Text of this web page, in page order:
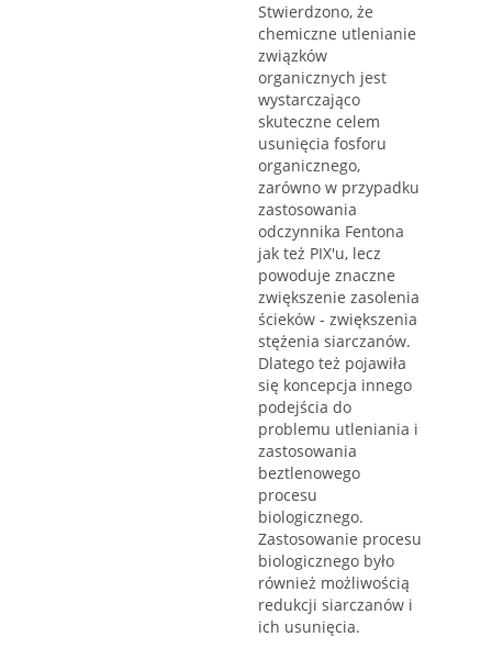
Stwierdzono, że
chemiczne utlenianie
związków
organicznych jest
wystarczająco
skuteczne celem
usunięcia fosforu
organicznego,
zarówno w przypadku
zastosowania
odczynnika Fentona
jak też PIX'u, lecz
powoduje znaczne
zwiększenie zasolenia
ścieków - zwiększenia
stężenia siarczanów.
Dlatego też pojawiła
się koncepcja innego
podejścia do
problemu utleniania i
zastosowania
beztlenowego
procesu
biologicznego.
Zastosowanie procesu
biologicznego było
również możliwością
redukcji siarczanów i
ich usunięcia.